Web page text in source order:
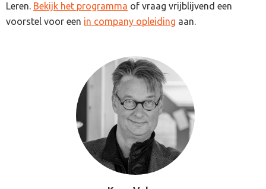
Leren. Bekijk het programma of vraag vrijblijvend een
voorstel voor een in company opleiding aan.